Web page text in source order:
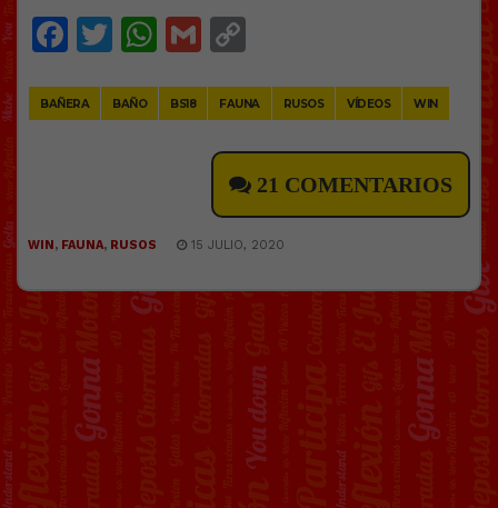
Facebook
Twitter
WhatsApp
Gmail
BAÑERA BAÑO BS18 FAUNA RUSOS VÍDEOS WIN
21 COMENTARIOS
WIN , FAUNA, RUSOS 15 JULIO, 2020